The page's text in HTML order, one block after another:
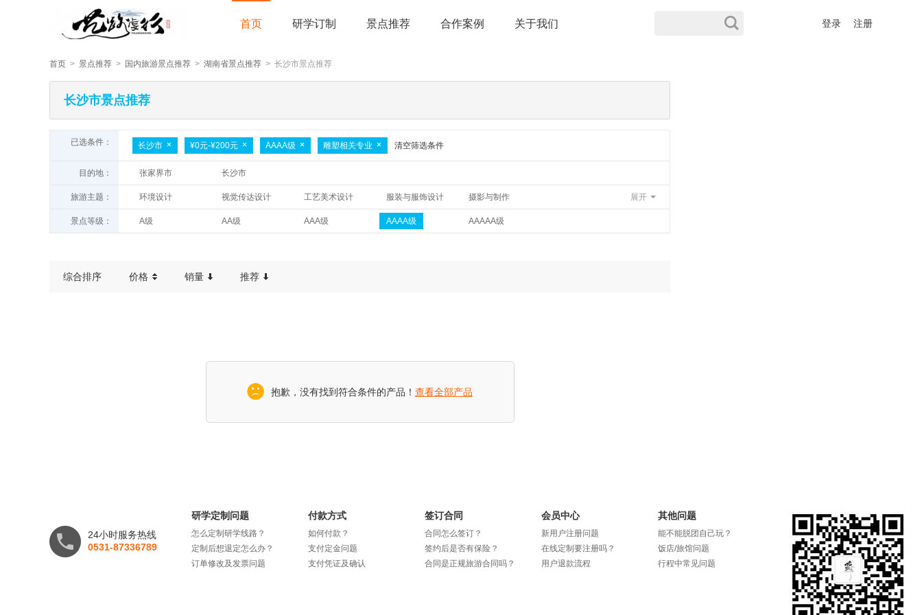
首页 研学订制 景点推荐 合作案例 关于我们 登录 注册
首页 > 景点推荐 > 国内旅游景点推荐 > 湖南省景点推荐 > 长沙市景点推荐
长沙市景点推荐
已选条件： 长沙市 ¥0元-¥200元 AAAA级 雕塑相关专业 清空筛选条件
目的地： 张家界市 长沙市
旅游主题： 环境设计 视觉传达设计 工艺美术设计 服装与服饰设计
摄影与制作
展开
景点等级： A级 AA级 AAA级 AAAA级 AAAAA级
综合排序 价格 销量 推荐
抱歉，没有找到符合条件的产品！ 查看全部产品
24小时服务热线
0531-87336789
研学定制问题
怎么定制研学线路？
定制后想退定怎么办？
订单修改及发票问题
付款方式
如何付款？
支付定金问题
支付凭证及确认
签订合同
合同怎么签订？
签约后是否有保险？
合同是正规旅游合同吗？
会员中心
新用户注册问题
在线定制要注册吗？
用户退款流程
其他问题
能不能脱团自己玩？
饭店/旅馆问题
行程中常见问题